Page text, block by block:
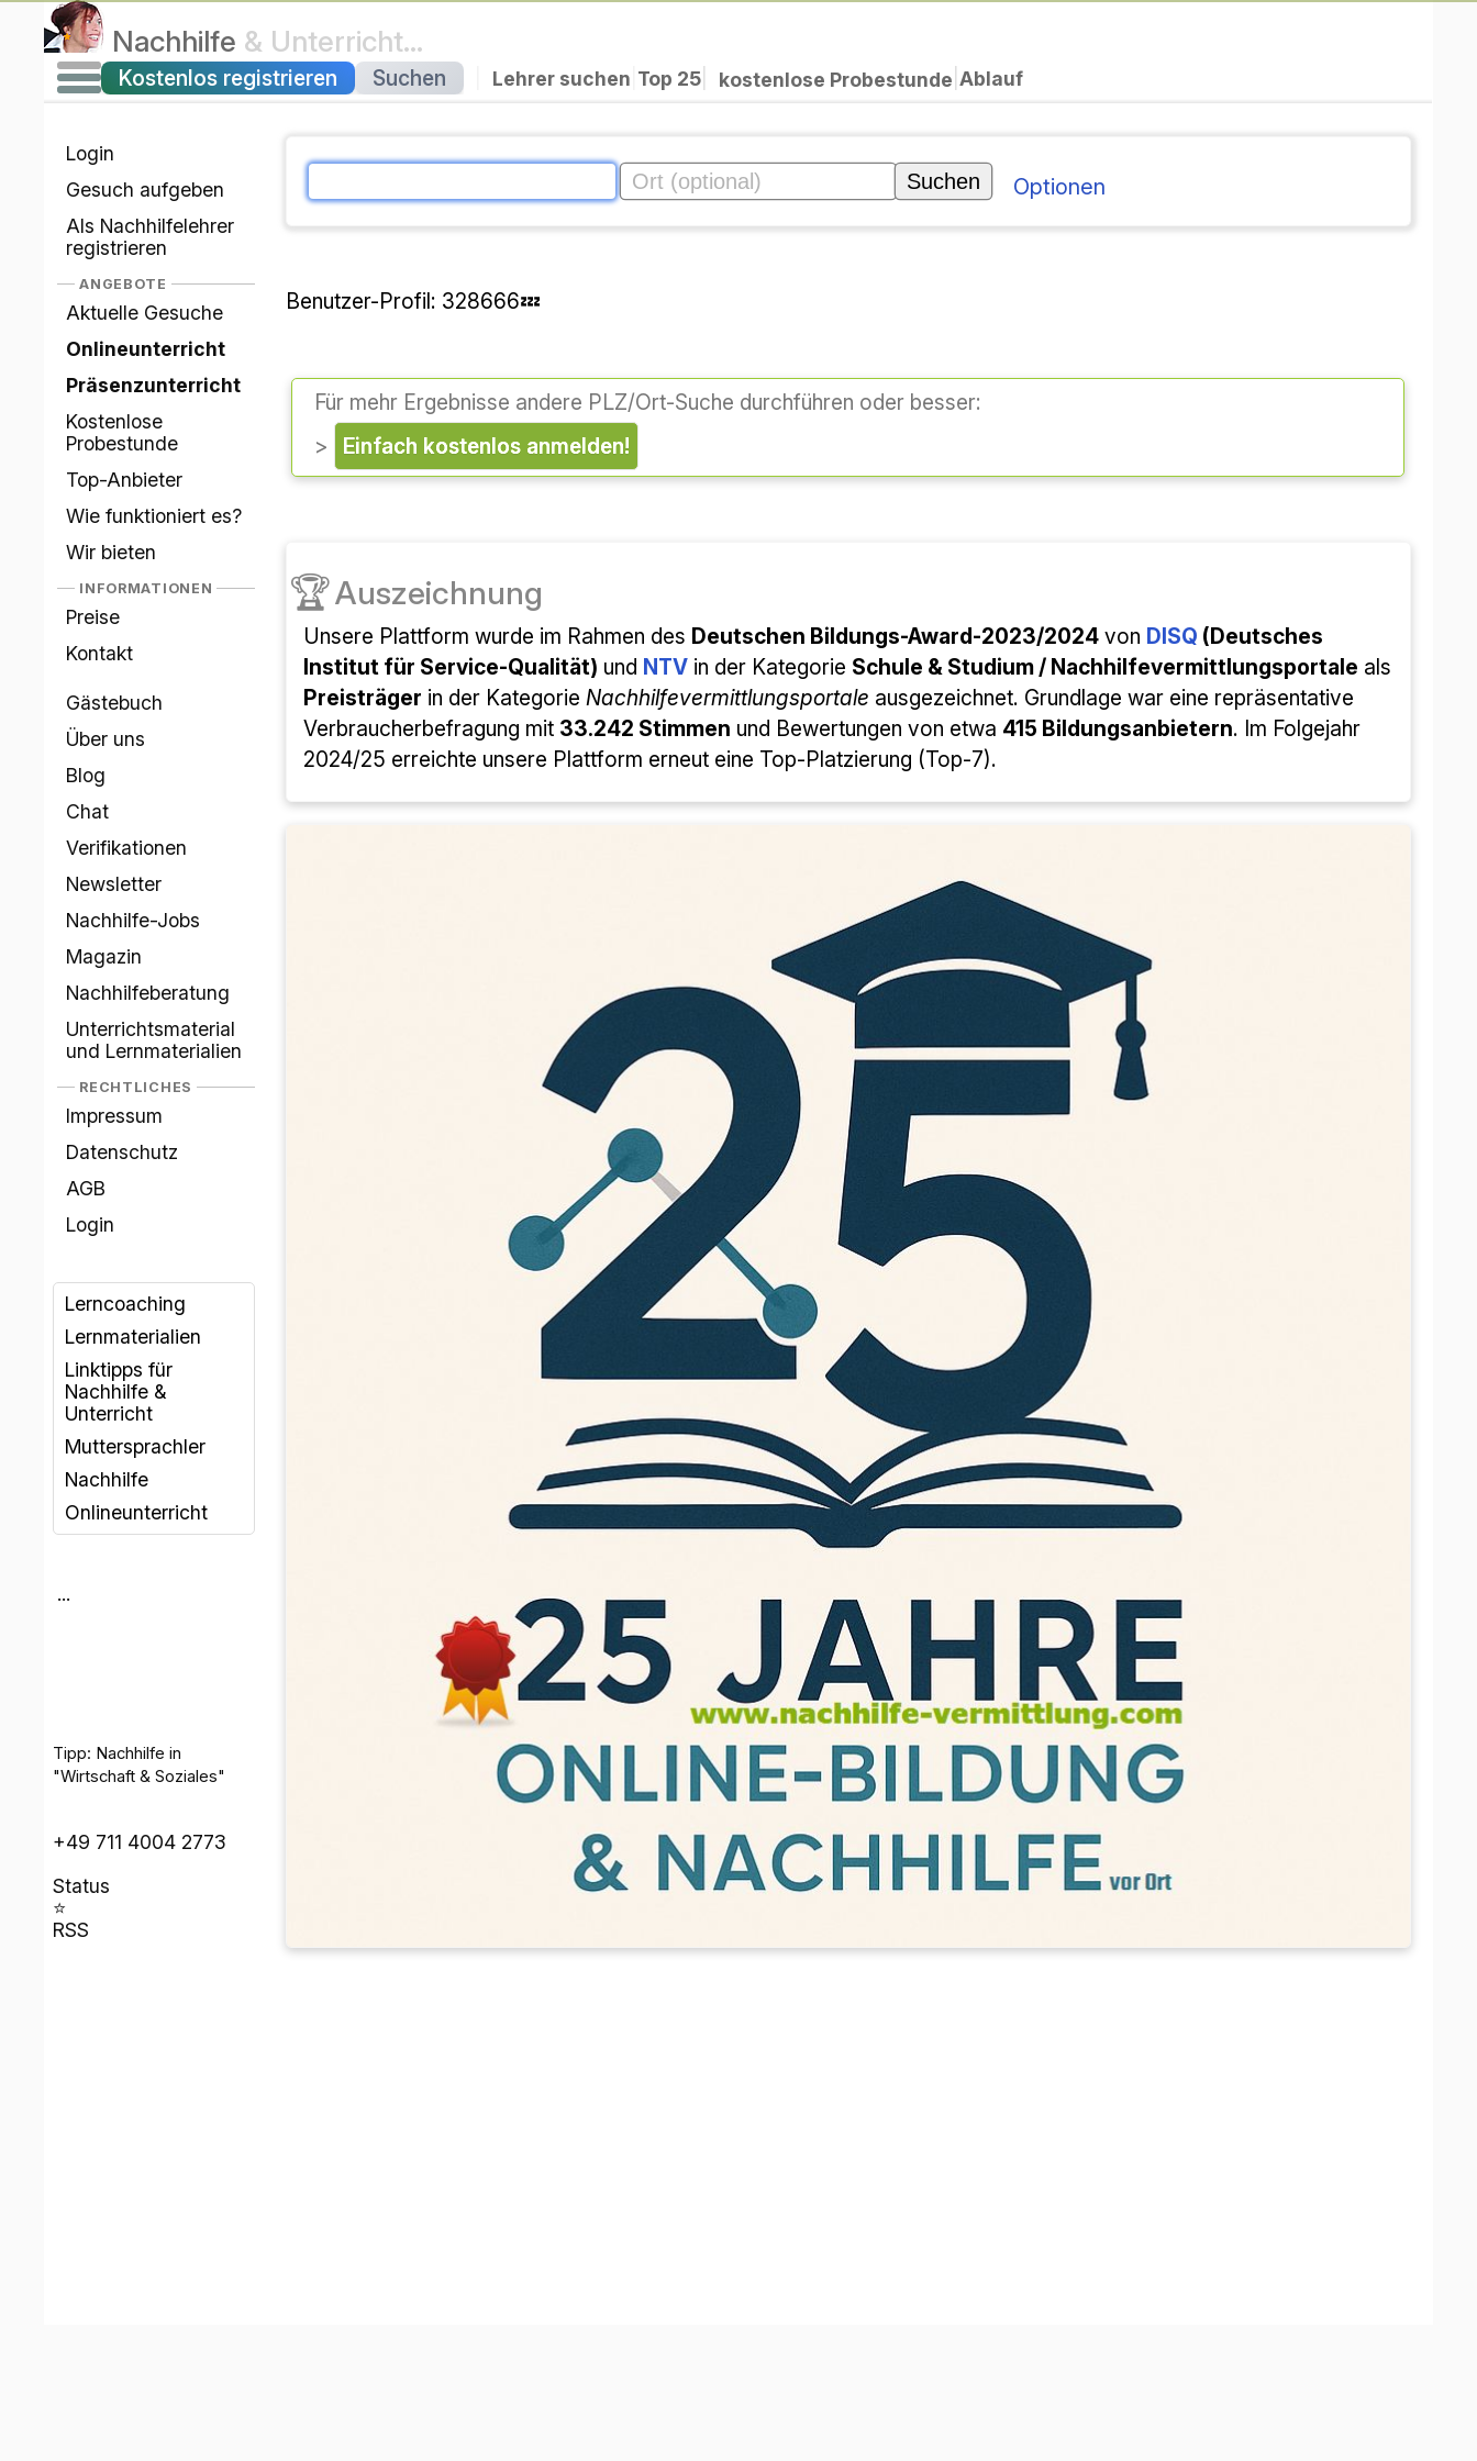
Nachhilfe & Unterricht…
Kostenlos registrieren Suchen Lehrer suchen Top 25 kostenlose Probestunde |Ablauf
Login
Gesuch aufgeben
Als Nachhilfelehrer
registrieren
ANGEBOTE
Aktuelle Gesuche
Onlineunterricht
Präsenzunterricht
Kostenlose
Probestunde
Top-Anbieter
Wie funktioniert es?
Wir bieten
INFORMATIONEN
Preise
Kontakt
Gästebuch
Über uns
Blog
Chat
Verifikationen
Newsletter
Nachhilfe-Jobs
Magazin
Nachhilfeberatung
Unterrichtsmaterial
und Lernmaterialien
RECHTLICHES
Impressum
Datenschutz
AGB
Login
Lerncoaching
Lernmaterialien
Linktipps für
Nachhilfe &
Unterricht
Muttersprachler
Nachhilfe
Onlineunterricht
...
Tipp: Nachhilfe in
"Wirtschaft & Soziales"
+49 711 4004 2773
Status
⭐
RSS
Optionen
Benutzer-Profil: 328666💤
Für mehr Ergebnisse andere PLZ/Ort-Suche durchführen oder besser:
>
einfach kostenlos anmelden!
🏆Auszeichnung
Unsere Plattform wurde im Rahmen des Deutschen Bildungs-Award-2023/2024 von DISQ (Deutsches
Institut für Service-Qualität) und NTV in der Kategorie Schule & Studium / Nachhilfevermittlungsportale als
Preisträger in der KategorieNachhilfevermittlungsportale ausgezeichnet. Grundlage war eine repräsentative
Verbraucherbefragung mit 33.242 Stimmen und Bewertungen von etwa 415 Bildungsanbietern. Im Folgejahr
2024/25 erreichte unsere Plattform erneut eine Top-Platzierung (Top-7).